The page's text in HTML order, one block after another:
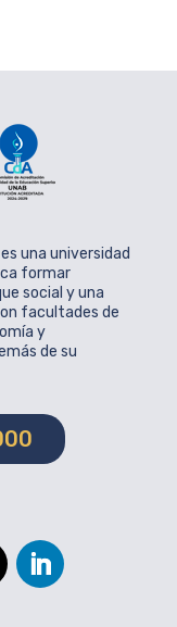
una universidad
formar
social y una
facultades de
y
de su